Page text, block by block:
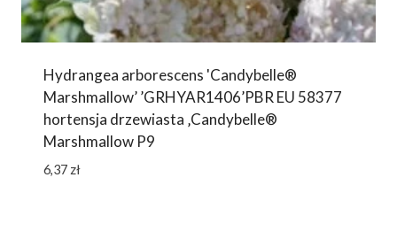
Hydrangea arborescens 'Candybelle®
Marshmallow’ ’GRHYAR1406’PBR EU 58377
hortensja drzewiasta ‚Candybelle®
Marshmallow P9
6,37 zł